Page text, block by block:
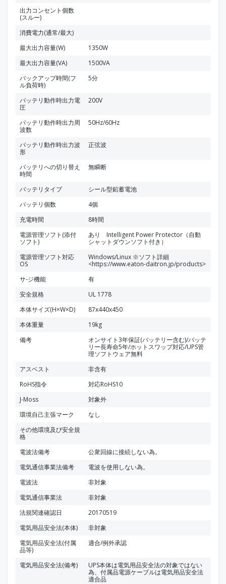
出力コンセント個数
(スルー)
消費電力(通常/最大)
最大出力容量(W)
1350W
最大出力容量(VA)
1500VA
バックアップ時間(フ
ル負荷時)
5分
バッテリ動作時出力電
圧
200V
バッテリ動作時出力周
波数
50Hz/60Hz
バッテリ動作時出力波
形
正弦波
バッテリへの切り替え
時間
無瞬断
バッテリタイプ
シール型鉛蓄電池
バッテリ個数
4個
充電時間
8時間
電源管理ソフト(添付
ソフト)
あり Intelligent Power Protector（自動
シャットダウンソフト付き）
電源管理ソフト対応
OS
Windows/Linux ※ソフト詳細
<https://www.eaton-daitron.jp/products>
サ-ジ機能
有
安全規格
UL 1778
本体サイズ(H×W×D)
87x440x450
本体重量
19kg
備考
オンサイト3年保証(バッテリー含む)/バッテ
リー長寿命5年/ホットスワップ対応/UPS管
理ソフトウェア無料
アスベスト
非含有
RoHS指令
対応RoHS10
J-Moss
対象外
環境自己主張マーク
なし
その他環境及び安全規
格
電波法備考
公衆回線に接続しない為。
電気通信事業法備考
電波を使用しない為。
電波法
非対象
電気通信事業法
非対象
法規関連確認日
20170519
電気用品安全法(本体)
非対象
電気用品安全法(付属
品等)
適合/例外承認
電気用品安全法(備考)
UPS本体は電気用品安全法の対象ではない
為、付属品電源ケーブルは電気用品安全法
適合品